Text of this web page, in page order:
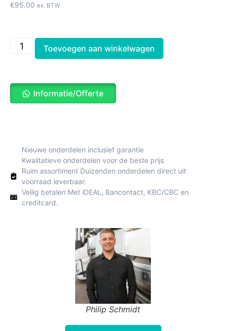
€95.00 ex. BTW
Toevoegen aan winkelwagen
Informatie/Offerte
Nieuwe onderdelen inclusief garantie
Kwalitatieve onderdelen voor de beste prijs
Ruim assortiment Duizenden onderdelen direct uit
voorraad leverbaar.
Veilig betalen Met iDEAL, Bancontact, KBC/CBC en
creditcard.
Philip Schmidt